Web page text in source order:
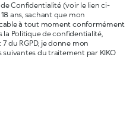
Confidentialité (voir le lien ci-
ans, sachant que mon
à tout moment conformément
Politique de confidentialité,
du RGPD, je donne mon
du traitement par KIKO